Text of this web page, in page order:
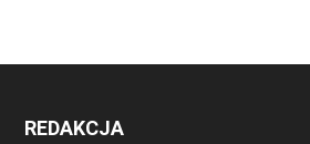
REDAKCJA